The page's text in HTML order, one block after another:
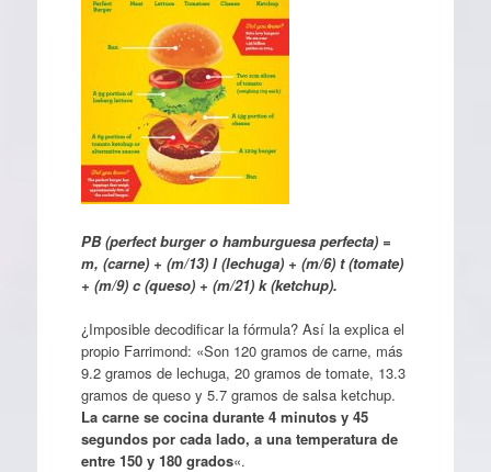
PB (perfect burger o hamburguesa perfecta) =
m, (carne) + (m/13) l (lechuga) + (m/6) t (tomate)
+ (m/9) c (queso) + (m/21) k (ketchup).
¿Imposible decodificar la fórmula? Así la explica el
propio Farrimond: «Son 120 gramos de carne, más
9.2 gramos de lechuga, 20 gramos de tomate, 13.3
gramos de queso y 5.7 gramos de salsa ketchup.
La carne se cocina durante 4 minutos y 45
segundos por cada lado, a una temperatura de
entre 150 y 180 grados«.